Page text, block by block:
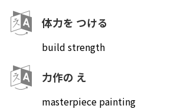
体力を つける
build strength
力作の え
masterpiece painting